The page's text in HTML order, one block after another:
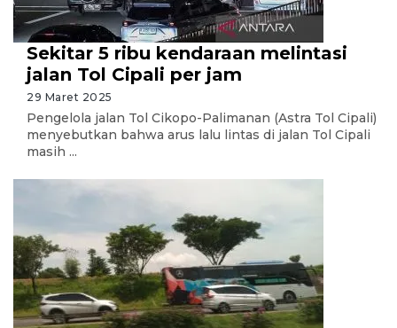
Sekitar 5 ribu kendaraan melintasi
jalan Tol Cipali per jam
29 Maret 2025
Pengelola jalan Tol Cikopo-Palimanan (Astra Tol Cipali)
menyebutkan bahwa arus lalu lintas di jalan Tol Cipali
masih ...